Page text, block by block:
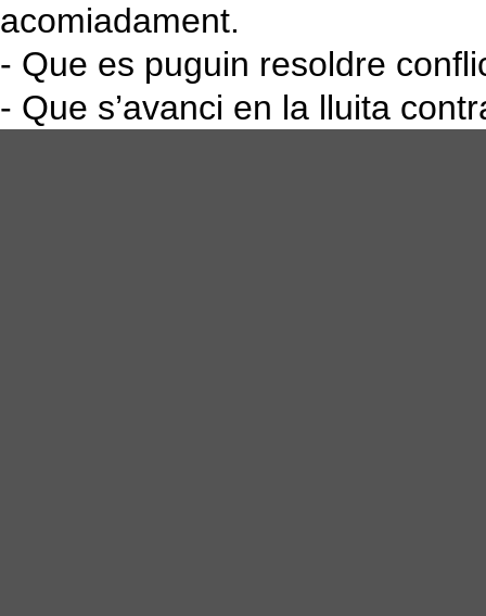
acomiadament.
- Que es puguin resoldre
- Que s’avanci en la lluita